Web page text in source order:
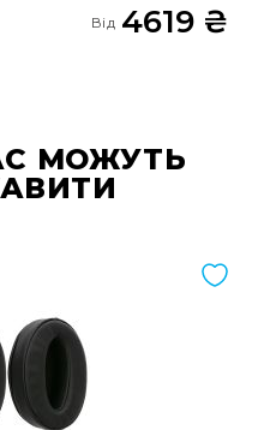
Від 4619 ₴
МОЖУТЬ